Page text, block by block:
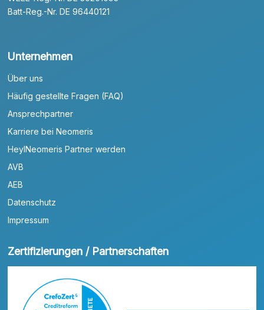
Batt-Reg.-Nr. DE 96440121
Unternehmen
Über uns
Häufig gestellte Fragen (FAQ)
Ansprechpartner
Karriere bei Neomeris
HeylNeomeris Partner werden
AVB
AEB
Datenschutz
Impressum
Zertifizierungen / Partnerschaften